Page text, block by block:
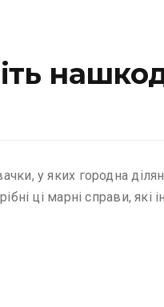
у яких городна
ці марні справи,